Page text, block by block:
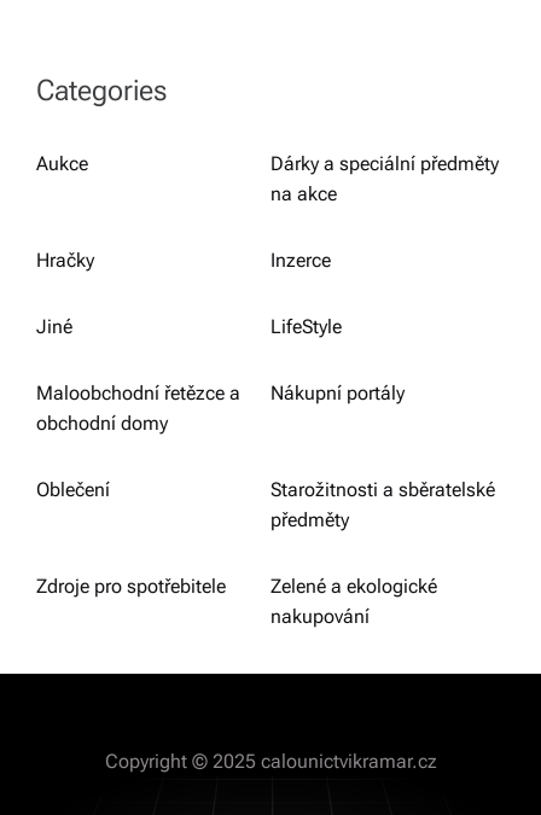
Categories
Aukce
Dárky a speciální předměty
na akce
Hračky Inzerce
Jiné LifeStyle
Maloobchodní řetězce a
obchodní domy
Nákupní portály
Oblečení
Starožitnosti a sběratelské
předměty
Zdroje pro spotřebitele
Zelené a ekologické
nakupování
Copyright © 2025 calounictvikramar.cz